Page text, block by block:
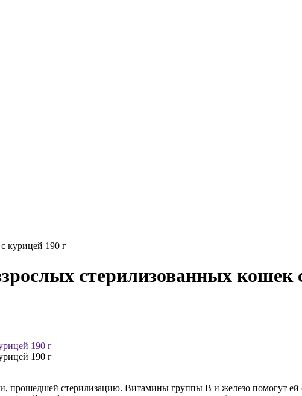
курицей 190 г
стерилизованных кошек
стерилизацию. Витамины группы B и железо помогут ей